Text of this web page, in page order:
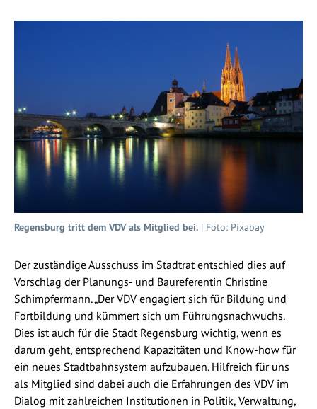
Regensburg tritt dem VDV als Mitglied bei. | Foto: Pixabay
Der zuständige Ausschuss im Stadtrat entschied dies auf
Vorschlag der Planungs- und Baureferentin Christine
Schimpfermann. „Der VDV engagiert sich für Bildung und
Fortbildung und kümmert sich um Führungsnachwuchs.
Dies ist auch für die Stadt Regensburg wichtig, wenn es
darum geht, entsprechend Kapazitäten und Know-how für
ein neues Stadtbahnsystem aufzubauen. Hilfreich für uns
als Mitglied sind dabei auch die Erfahrungen des VDV im
Dialog mit zahlreichen Institutionen in Politik, Verwaltung,